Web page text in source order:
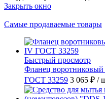
Закрыть окно
Самые продаваемые товары
Быстрый просмотр
Фланец
ГОСТ 33259 3 065 ₽ /